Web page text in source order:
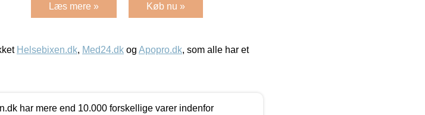
Læs mere » Køb nu »
Helsebixen.dk, Med24.dk og Apopro.dk, som alle har et
har mere end 10.000 forskellige varer indenfor